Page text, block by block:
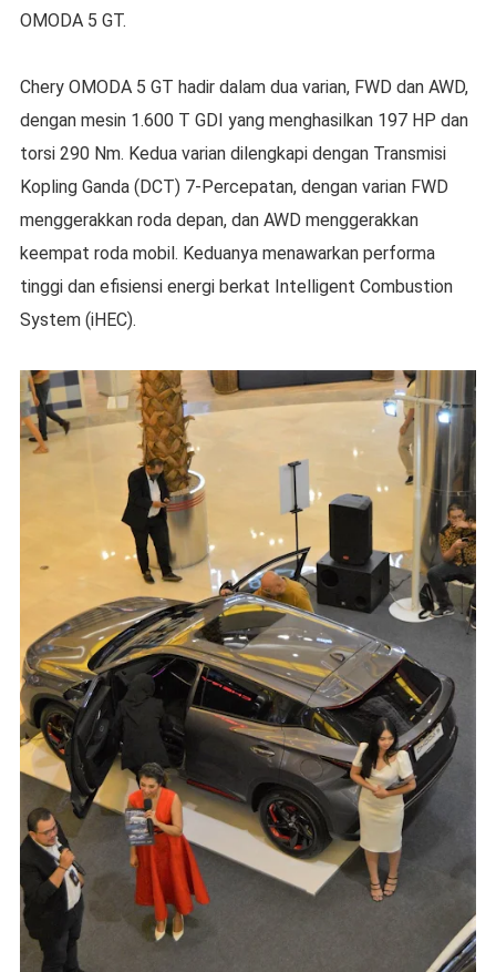
OMODA 5 GT.
Chery OMODA 5 GT hadir dalam dua varian, FWD dan AWD,
dengan mesin 1.600 T GDI yang menghasilkan 197 HP dan
torsi 290 Nm. Kedua varian dilengkapi dengan Transmisi
Kopling Ganda (DCT) 7-Percepatan, dengan varian FWD
menggerakkan roda depan, dan AWD menggerakkan
keempat roda mobil. Keduanya menawarkan performa
tinggi dan efisiensi energi berkat Intelligent Combustion
System (iHEC).